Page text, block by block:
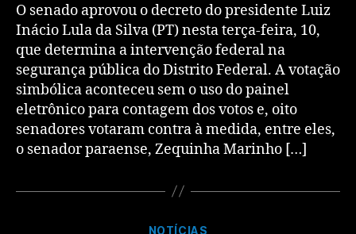
O senado aprovou o decreto do presidente Luiz
Inácio Lula da Silva (PT) nesta terça-feira, 10,
que determina a intervenção federal na
segurança pública do Distrito Federal. A votação
simbólica aconteceu sem o uso do painel
eletrônico para contagem dos votos e, oito
senadores votaram contra à medida, entre eles,
o senador paraense, Zequinha Marinho […]
NOTÍCIAS